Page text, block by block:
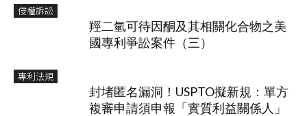
侵權訴訟
羥二氫可待因酮及其相關化合物之美
國專利爭訟案件（三）
專利法規
封堵匿名漏洞！USPTO擬新規：單方
複審申請須申報「實質利益關係人」